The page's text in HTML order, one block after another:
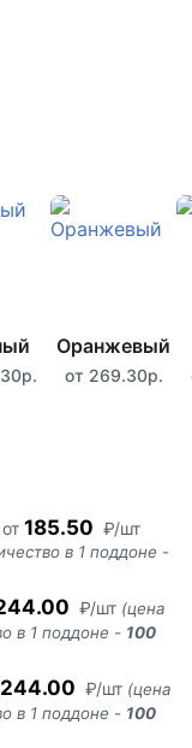
Оранжевый
от 269.30р.
185.50 ₽/шт
в 1 поддоне -
₽/шт (цена
в 1 поддоне - 100
244.00 ₽/шт (цена
в 1 поддоне - 100